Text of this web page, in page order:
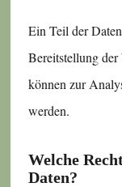
Ein Teil der
Bereitstellung
können zur
werden.
Welche
Daten?